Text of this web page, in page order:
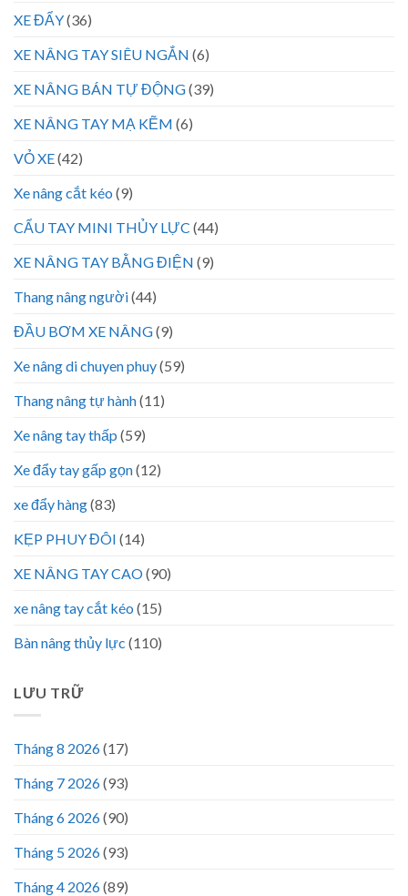
XE ĐẨY(36)
XE NÂNG TAY SIÊU NGẮN (6)
XE NÂNG BÁN TỰ ĐỘNG(39)
XE NÂNG TAY MẠ KẼM (6)
VỎ XE(42)
Xe nâng cắt kéo (9)
CẨU TAY MINI THỦY LỰC (44)
XE NÂNG TAY BẰNG ĐIỆN (9)
Thang nâng người(44)
ĐẦU BƠM XE NÂNG(9)
Xe nâng di chuyen phuy(59)
Thang nâng tự hành(11)
Xe nâng tay thấp (59)
Xe đẩy tay gấp gọn(12)
xe đẩy hàng(83)
KẸP PHUY ĐÔI (14)
XE NÂNG TAY CAO(90)
xe nâng tay cắt kéo (15)
Bàn nâng thủy lực (110)
LƯU TRỮ
Tháng 8 2026(17)
Tháng 7 2026(93)
Tháng 6 2026(90)
Tháng 5 2026(93)
Tháng 4 2026(89)